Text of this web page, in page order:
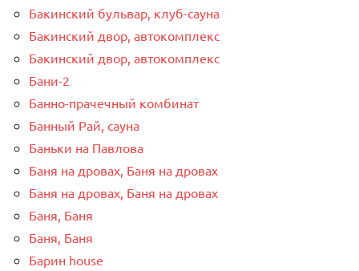
Бакинский бульвар, клуб-сауна
Бакинский двор, автокомплекс
Бакинский двор, автокомплекс
Бани-2
Банно-прачечный комбинат
Банный Рай, сауна
Баньки на Павлова
Баня на дровах, Баня на дровах
Баня на дровах, Баня на дровах
Баня, Баня
Баня, Баня
Барин house